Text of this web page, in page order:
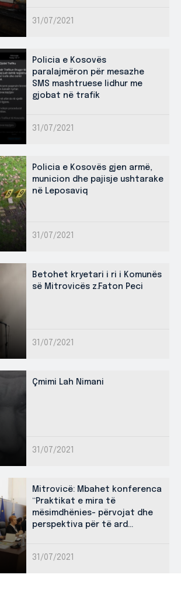
31/07/2021
Policia e Kosovës
paralajmëron për mesazhe
SMS mashtruese lidhur me
gjobat në trafik
31/07/2021
Policia e Kosovës gjen armë,
municion dhe pajisje ushtarake
në Leposaviq
31/07/2021
Betohet kryetari i ri i Komunës
së Mitrovicës z.Faton Peci
31/07/2021
Çmimi Lah Nimani
31/07/2021
Mitrovicë: Mbahet konferenca
“Praktikat e mira të
mësimdhënies- përvojat dhe
perspektiva për të ard...
31/07/2021